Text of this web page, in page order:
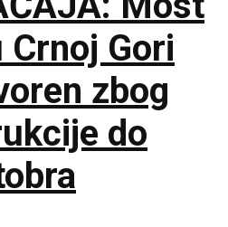
Crnoj Gori
zbog
do